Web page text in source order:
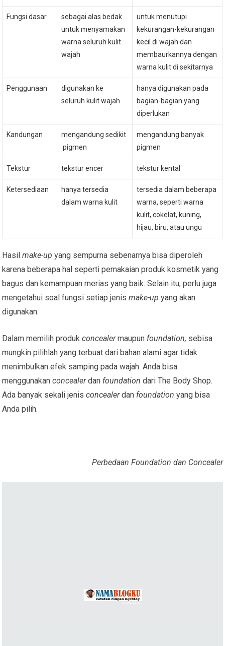
Fungsi dasar
sebagai alas bedak
untuk menyamakan
warna seluruh kulit
wajah
untuk menutupi
kekurangan-kekurangan
kecil di wajah dan
membaurkannya dengan
warna kulit di sekitarnya
Penggunaan
digunakan ke
seluruh kulit wajah
hanya digunakan pada
bagian-bagian yang
diperlukan
Kandungan
mengandung sedikit
pigmen
mengandung banyak
pigmen
Tekstur tekstur encer tekstur kental
Ketersediaan
hanya tersedia
dalam warna kulit
tersedia dalam beberapa
warna, seperti warna
kulit, cokelat, kuning,
hijau, biru, atau ungu
Hasilmake-upyang sempurna sebenarnya bisa diperoleh
karena beberapa hal seperti pemakaian produk kosmetik yang
bagus dan kemampuan merias yang baik. Selain itu, perlu juga
mengetahui soal fungsi setiap jenis make-up yang akan
digunakan.
Dalam memilih produkconcealermaupun foundation, sebisa
mungkin pilihlah yang terbuat dari bahan alami agar tidak
menimbulkan efek samping pada wajah. Anda bisa
menggunakanconcealerdan foundationdari The Body Shop.
Ada banyak sekali jenisconcealerdan foundationyang bisa
Anda pilih.
Perbedaan Foundation dan Concealer